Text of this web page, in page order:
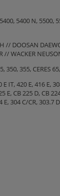
5400 N,
// DOOSAN
// WACKER
355, CERES
IT, 420 E, 416 E,
E, CB 225 D, CB
304 C/CR,